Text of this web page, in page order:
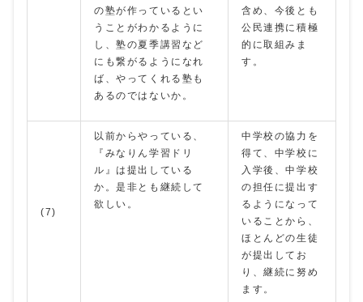
の塾が作っているとい
うことがわかるように
し、塾の夏季講習など
にも繋がるようになれ
ば、やってくれる塾も
あるのではないか。
含め、今後とも
公民連携に積極
的に取組みま
す。
(7)
以前からやっている、
『みなりん学習ドリ
ル』は提出している
か。是非とも継続して
欲しい。
中学校の協力を
得て、中学校に
入学後、中学校
の担任に提出す
るようになって
いることから、
ほとんどの生徒
が提出してお
り、継続に努め
ます。